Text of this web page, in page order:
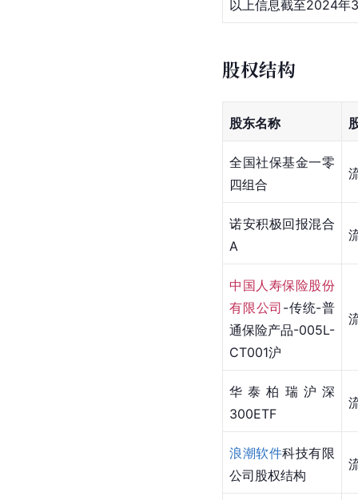
以上信息截至2024年
股权结构
股东名称
全国社保基金一零
四组合
诺安积极回报混合
A
中国人寿保险股份
有限公司 -传统-普
通保险产品-005L-
CT001沪
华泰柏瑞沪深
300ETF
浪潮软件科技有限
公司股权结构